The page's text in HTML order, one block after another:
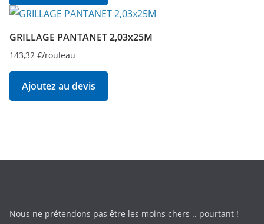
GRILLAGE PANTANET 2,03x25M
143,32 €/rouleau
Ajoutez au devis
Nous ne prétendons pas être les moins chers .. pourtant !